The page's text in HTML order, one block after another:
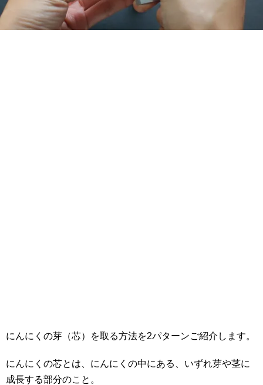
にんにくの芽（芯）を取る方法を2パターンご紹介します。
にんにくの芯とは、にんにくの中にある、いずれ芽や茎に
成長する部分のこと。